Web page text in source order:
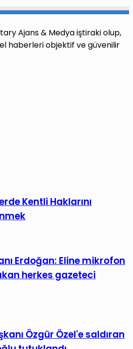
Ajans & Medya iştiraki olup,
haberleri objektif ve güvenilir
Kentli Haklarını
Erdoğan: Eline mikrofon
herkes gazeteci
Özgür Özel'e saldıran